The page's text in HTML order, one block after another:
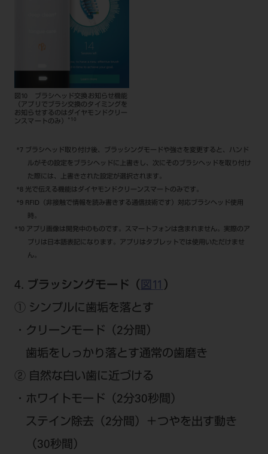
図10 ブラシヘッド交換お知らせ機能
（アプリでブラシ交換のタイミングを
お知らせするのはダイヤモンドクリー
ンスマートのみ）
*10
*7 ブラシヘッド取り付け後、ブラッシングモードや強さを変更すると、ハンド
ルがその設定をブラシヘッドに上書きし、次にそのブラシヘッドを取り付け
た際には、上書きされた設定が選択されます。
*8 光で伝える機能はダイヤモンドクリーンスマートのみです。
*9 RFID（非接触で情報を読み書きする通信技術です）対応ブラシヘッド使用
時。
*10 アプリ画像は開発中のものです。スマートフォンは含まれません。実際のア
プリは日本語表記になります。アプリはタブレットでは使用いただけませ
ん。
4. ブラッシングモード（ 図11 ）
① シンプルに歯垢を落とす
・クリーンモード（2分間）
歯垢をしっかり落とす通常の歯磨き
② 自然な白い歯に近づける
・ホワイトモード（2分30秒間）
ステイン除去（2分間）＋つやを出す動き
（30秒間）